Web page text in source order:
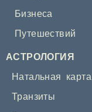
Бизнеса
Путешествий
АСТРОЛОГИЯ
Натальная карта
Транзиты